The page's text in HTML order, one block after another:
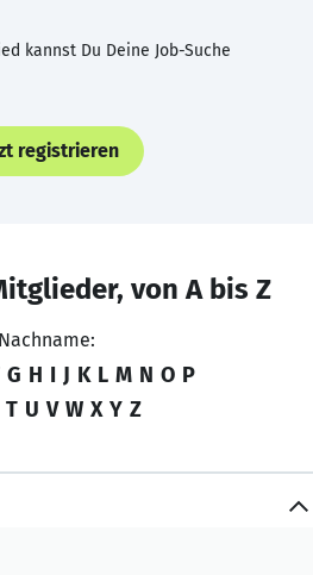
kannst Du Deine Job-Suche
registrieren
von A bis Z
Nachname:
G H I J K L M N O P
T U V W X Y Z